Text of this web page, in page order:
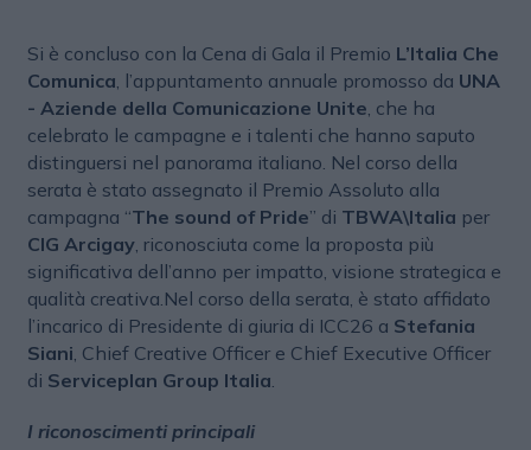
Si è concluso con la Cena di Gala il Premio L’Italia Che
Comunica, l’appuntamento annuale promosso da UNA
- Aziende della Comunicazione Unite, che ha
celebrato le campagne e i talenti che hanno saputo
distinguersi nel panorama italiano. Nel corso della
serata è stato assegnato il Premio Assoluto alla
campagna “The sound of Pride” di TBWA\Italia per
CIG Arcigay, riconosciuta come la proposta più
significativa dell’anno per impatto, visione strategica e
qualità creativa.Nel corso della serata, è stato affidato
l’incarico di Presidente di giuria di ICC26 a Stefania
Siani, Chief Creative Officer e Chief Executive Officer
di Serviceplan Group Italia.
I riconoscimenti principali